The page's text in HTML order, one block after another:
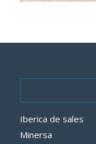
Iberica de sales
Minersa